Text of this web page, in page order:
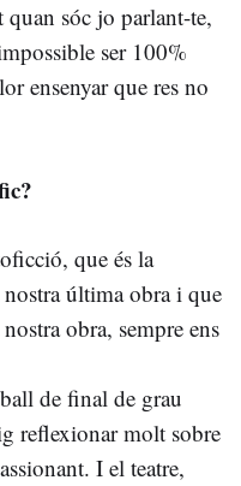
quan sóc jo parlant-te,
ser 100%
ensenyar que res no
que és la
última obra i que
obra, sempre ens
de final de grau
reflexionar molt sobre
I el teatre,